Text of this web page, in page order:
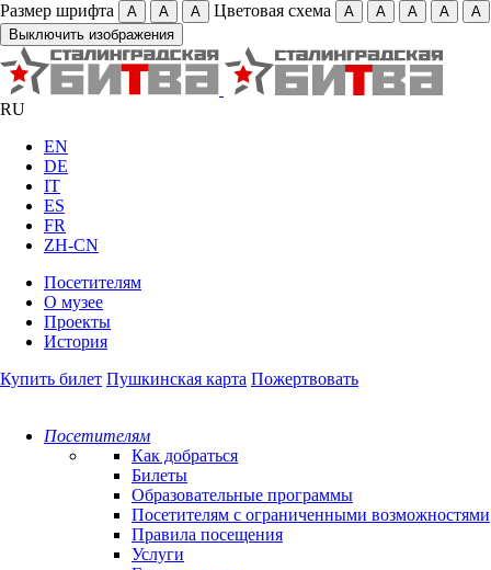
Размер шрифта А А А Цветовая схема А А А А
А
Выключить изображения
RU
EN
DE
IT
ES
FR
ZH-CN
Посетителям
О музее
Проекты
История
Купить билет Пушкинская карта Пожертвовать
Посетителям
Как добраться
Билеты
Образовательные программы
Посетителям с ограниченными возможностями
Правила посещения
Услуги